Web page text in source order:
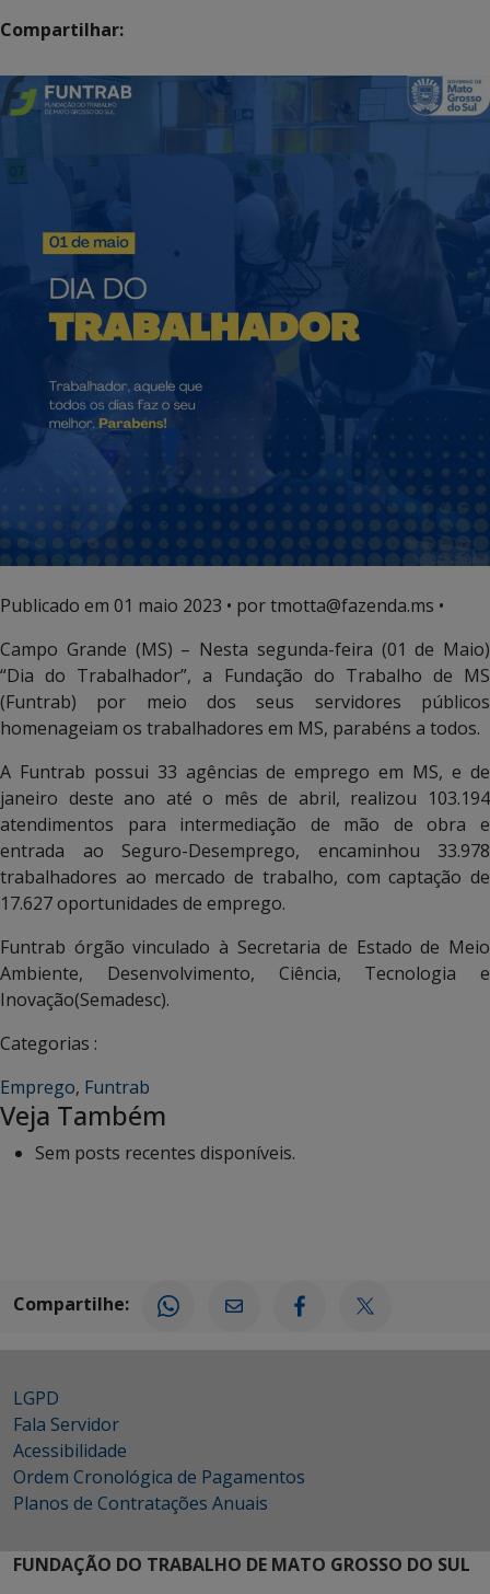
Compartilhar:
Publicado em 01 maio 2023 • por tmotta@fazenda.ms •
Campo Grande (MS) – Nesta segunda-feira (01 de Maio)
“Dia do Trabalhador”, a Fundação do Trabalho de MS
(Funtrab) por meio dos seus servidores públicos
homenageiam os trabalhadores em MS, parabéns a todos.
A Funtrab possui 33 agências de emprego em MS, e de
janeiro deste ano até o mês de abril, realizou 103.194
atendimentos para intermediação de mão de obra e
entrada ao Seguro-Desemprego, encaminhou 33.978
trabalhadores ao mercado de trabalho, com captação de
17.627 oportunidades de emprego.
Funtrab órgão vinculado à Secretaria de Estado de Meio
Ambiente, Desenvolvimento, Ciência, Tecnologia e
Inovação(Semadesc).
Categorias :
Emprego, Funtrab
Veja Também
Sem posts recentes disponíveis.
Compartilhe:
LGPD
Fala Servidor
Acessibilidade
Ordem Cronológica de Pagamentos
Planos de Contratações Anuais
FUNDAÇÃO DO TRABALHO DE MATO GROSSO DO SUL